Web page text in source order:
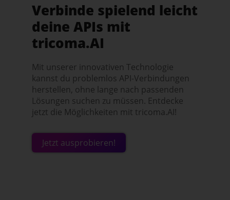
Verbinde spielend leicht
deine APIs mit
tricoma.AI
Mit unserer innovativen Technologie
kannst du problemlos API-Verbindungen
herstellen, ohne lange nach passenden
Lösungen suchen zu müssen. Entdecke
jetzt die Möglichkeiten mit tricoma.AI!
Jetzt ausprobieren!